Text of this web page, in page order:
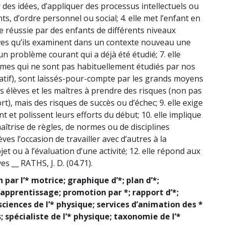
idées, d’appliquer des processus intellectuels ou
d’ordre personnel ou social; 4. elle met l’enfant en
réussie par des enfants de différents niveaux
qu’ils examinent dans un contexte nouveau une
problème courant qui a déjà été étudié; 7. elle
qui ne sont pas habituellement étudiés par nos
sont laissés-pour-compte par les grands moyens
élèves et les maîtres à prendre des risques (non pas
mais des risques de succès ou d’échec; 9. elle exige
et polissent leurs efforts du début; 10. elle implique
de règles, de normes ou de disciplines
l’occasion de travailler avec d’autres à la
ou à l’évaluation d’une activité; 12. elle répond aux
RATHS, J. D. (04.71).
l’* motrice; graphique d’*; plan d’*;
promotion par *; rapport d’*;
de l’* physique; services d’animation des *
de l’* physique; taxonomie de l’*